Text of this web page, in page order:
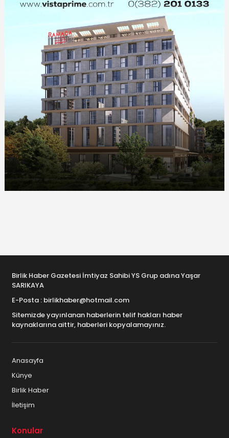
Birlik Haber Gazetesi İmtiyaz Sahibi YS Grup adına Yaşar
SARIKAYA
E-Posta : birlikhaber@hotmail.com
Sitemizde yayınlanan haberlerin telif hakları haber
kaynaklarına aittir, haberleri kopyalamayınız.
Anasayfa
Künye
Birlik Haber
İletişim
Konular